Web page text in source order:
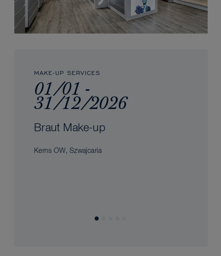
MAKE-UP SERVICES
01/01 -
31/12/2026
Braut Make-up
Kerns OW, Szwajcaria